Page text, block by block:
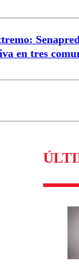
en tres